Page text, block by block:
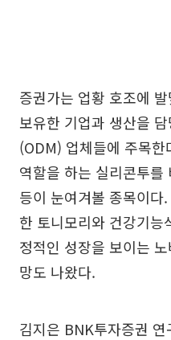
증권가는 업황 호조에
보유한 기업과 생산을
(ODM) 업체들에 주목
역할을 하는 실리콘투
등이 눈여겨볼 종목이다
한 토니모리와 건강기능
정적인 성장을 보이는
망도 나왔다.
김지은 BNK투자증권